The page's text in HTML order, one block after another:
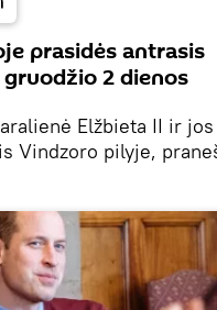
prasidės antrasis
2 dienos
Elžbieta II ir
Vindzoro pilyje,